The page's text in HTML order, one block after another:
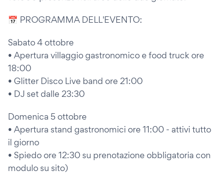
📅 PROGRAMMA DELL'EVENTO:
Sabato 4 ottobre
• Apertura villaggio gastronomico e food truck ore
18:00
• Glitter Disco Live band ore 21:00
• DJ set dalle 23:30
Domenica 5 ottobre
• Apertura stand gastronomici ore 11:00 - attivi tutto
il giorno
• Spiedo ore 12:30 su prenotazione obbligatoria con
modulo su sito)